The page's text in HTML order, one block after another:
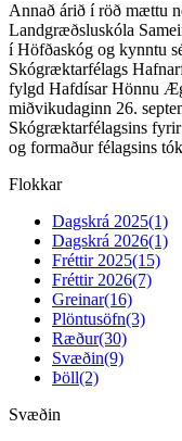
Annað árið í röð mættu
Landgræðsluskóla
í Höfðaskóg og kynntu
Skógræktarfélags
fylgd Hafdísar Hönnu
miðvikudaginn 26.
Skógræktarfélagsins
og formaður félagsins
Flokkar
Dagskrá 2025(1)
Dagskrá 2026(1)
Fréttir 2025(15)
Fréttir 2026(7)
Greinar(16)
Plöntusöfn(3)
Ræður(30)
Svæðin(9)
Þöll(2)
Svæðin